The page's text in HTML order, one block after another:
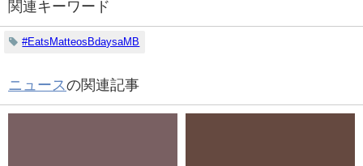
関連キーワード
#EatsMatteosBdaysaMB
ニュースの関連記事